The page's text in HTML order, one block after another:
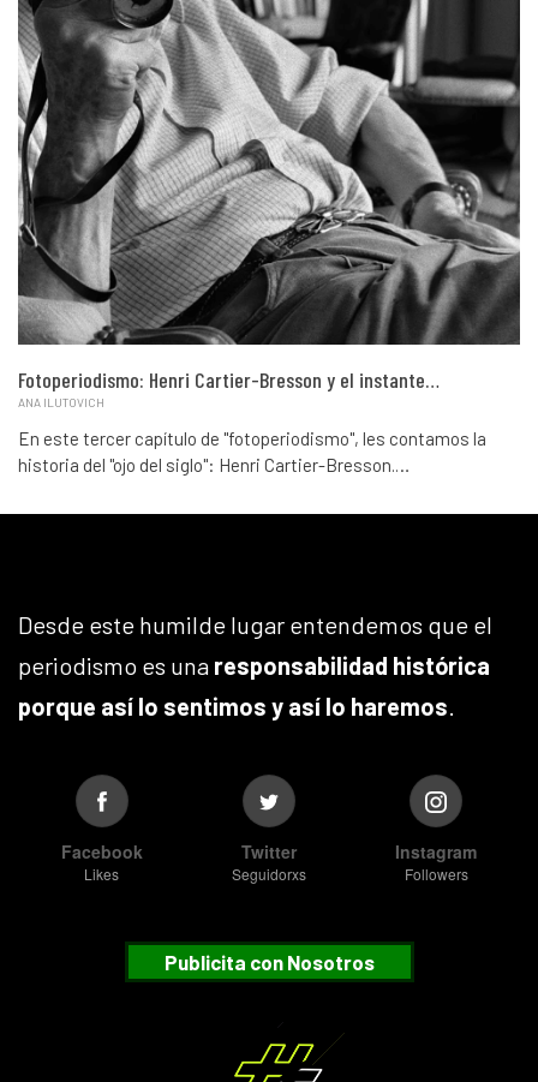
Fotoperiodismo: Henri Cartier-Bresson y el instante…
ANA ILUTOVICH
En este tercer capítulo de "fotoperiodismo", les contamos la
historia del "ojo del siglo": Henri Cartier-Bresson.…
Desde este humilde lugar entendemos que el
periodismo es una responsabilidad histórica
porque así lo sentimos y así lo haremos.
Facebook
Likes
Twitter
Seguidorxs
Instagram
Followers
Publicita con Nosotros